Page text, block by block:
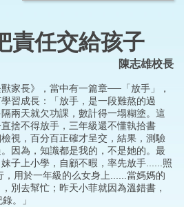
責任交給孩子
陳志雄校長
家長》，當中有一篇章──「放手」，
習成長：「放手，是一段難熬的過
兩天就欠功課，數計得一塌糊塗。這
捨不得放手，三年級還不懂執拾書
視，百分百正確才呈交，結果，測驗
因為，知識都是我的，不是她的。最
子上小學，自顧不暇，率先放手......照
用於一年級的么女身上......當媽媽的
別去幫忙；昨天小菲就因為溫錯書，
。」